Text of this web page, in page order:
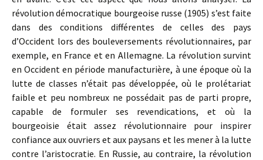
révolution démocratique bourgeoise russe (1905) s’est faite
dans des conditions différentes de celles des pays
d’Occident lors des bouleversements révolutionnaires, par
exemple, en France et en Allemagne. La révolution survint
en Occident en période manufacturière, à une époque où la
lutte de classes n’était pas développée, où le prolétariat
faible et peu nombreux ne possédait pas de parti propre,
capable de formuler ses revendications, et où la
bourgeoisie était assez révolutionnaire pour inspirer
confiance aux ouvriers et aux paysans et les mener à la lutte
contre l’aristocratie. En Russie, au contraire, la révolution